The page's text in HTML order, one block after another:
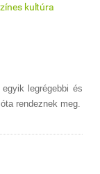
kultúra
legrégebbi és
rendeznek meg.